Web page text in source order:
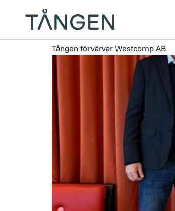
Kategori:
Tången förvärvar Westcomp AB